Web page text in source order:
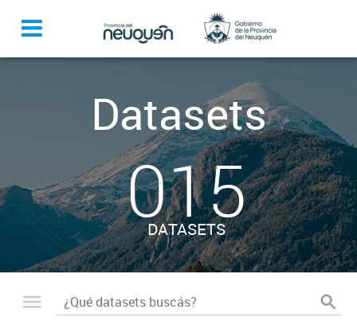
Datasets
015
DATASETS